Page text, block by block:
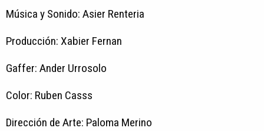
Música y Sonido: Asier Renteria
Producción: Xabier Fernan
Gaffer: Ander Urrosolo
Color: Ruben Casss
Dirección de Arte: Paloma Merino